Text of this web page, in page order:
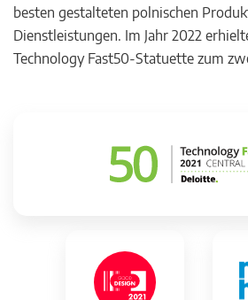
besten gestalteten polnischen
Dienstleistungen. Im Jahr 2022
Technology Fast50-Statuette zum